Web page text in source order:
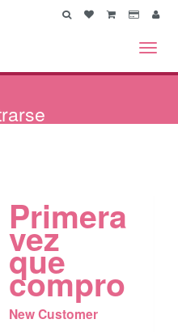
Primera
vez
que
compro
New Customer